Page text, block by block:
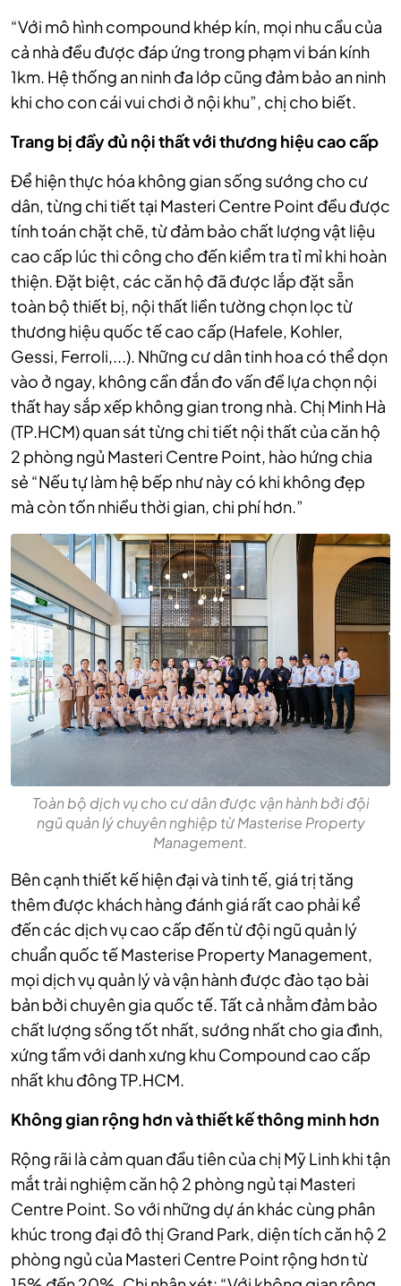
“Với mô hình compound khép kín, mọi nhu cầu của
cả nhà đều được đáp ứng trong phạm vi bán kính
1km. Hệ thống an ninh đa lớp cũng đảm bảo an ninh
khi cho con cái vui chơi ở nội khu”, chị cho biết.
Trang bị đầy đủ nội thất với thương hiệu cao cấp
Để hiện thực hóa không gian sống sướng cho cư
dân, từng chi tiết tại Masteri Centre Point đều được
tính toán chặt chẽ, từ đảm bảo chất lượng vật liệu
cao cấp lúc thi công cho đến kiểm tra tỉ mỉ khi hoàn
thiện. Đặt biệt, các căn hộ đã được lắp đặt sẵn
toàn bộ thiết bị, nội thất liền tường chọn lọc từ
thương hiệu quốc tế cao cấp (Hafele, Kohler,
Gessi, Ferroli,...). Những cư dân tinh hoa có thể dọn
vào ở ngay, không cần đắn đo vấn đề lựa chọn nội
thất hay sắp xếp không gian trong nhà. Chị Minh Hà
(TP.HCM) quan sát từng chi tiết nội thất của căn hộ
2 phòng ngủ Masteri Centre Point, hào hứng chia
sẻ “Nếu tự làm hệ bếp như này có khi không đẹp
mà còn tốn nhiều thời gian, chi phí hơn.”
Toàn bộ dịch vụ cho cư dân được vận hành bởi đội
ngũ quản lý chuyên nghiệp từ Masterise Property
Management.
Bên cạnh thiết kế hiện đại và tinh tế, giá trị tăng
thêm được khách hàng đánh giá rất cao phải kể
đến các dịch vụ cao cấp đến từ đội ngũ quản lý
chuẩn quốc tế Masterise Property Management,
mọi dịch vụ quản lý và vận hành được đào tạo bài
bản bởi chuyên gia quốc tế. Tất cả nhằm đảm bảo
chất lượng sống tốt nhất, sướng nhất cho gia đình,
xứng tầm với danh xưng khu Compound cao cấp
nhất khu đông TP.HCM.
Không gian rộng hơn và thiết kế thông minh hơn
Rộng rãi là cảm quan đầu tiên của chị Mỹ Linh khi tận
mắt trải nghiệm căn hộ 2 phòng ngủ tại Masteri
Centre Point. So với những dự án khác cùng phân
khúc trong đại đô thị Grand Park, diện tích căn hộ 2
phòng ngủ của Masteri Centre Point rộng hơn từ